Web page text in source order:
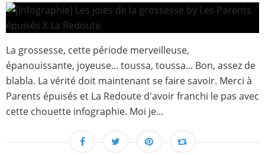
La grossesse, cette période merveilleuse,
épanouissante, joyeuse... toussa, toussa... Bon, assez de
blabla. La vérité doit maintenant se faire savoir. Merci à
Parents épuisés et La Redoute d'avoir franchi le pas avec
cette chouette infographie. Moi je...